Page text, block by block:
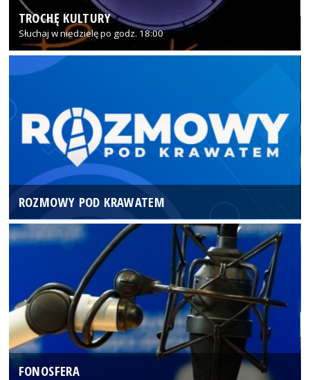
TROCHĘ KULTURY
Słuchaj w niedzielę po godz. 18:00
ROZMOWY POD KRAWATEM
FONOSFERA